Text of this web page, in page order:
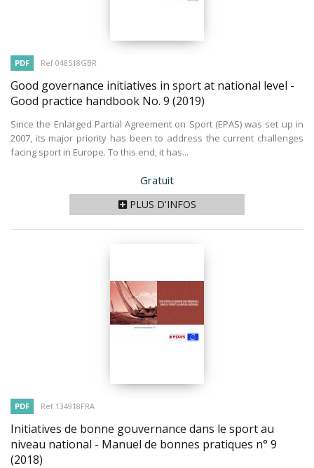
PDF Ref 048518GBR
Good governance initiatives in sport at national level -
Good practice handbook No. 9 (2019)
Since the Enlarged Partial Agreement on Sport (EPAS) was set up in
2007, its major priority has been to address the current challenges
facing sport in Europe. To this end, it has...
Prix
Gratuit
PLUS D'INFOS
PDF Ref 134918FRA
Initiatives de bonne gouvernance dans le sport au
niveau national - Manuel de bonnes pratiques n° 9
(2018)